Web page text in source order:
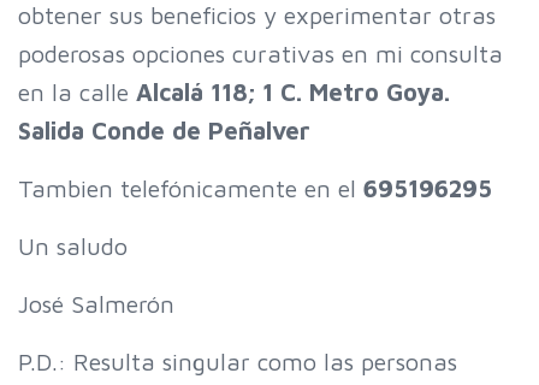
obtener sus beneficios y experimentar otras
poderosas opciones curativas en mi consulta
en la calle Alcalá 118; 1 C. Metro Goya.
Salida Conde de Peñalver
Tambien telefónicamente en el 695196295
Un saludo
José Salmerón
P.D.: Resulta singular como las personas